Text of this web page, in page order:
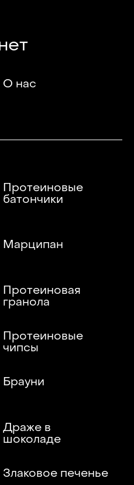
О нас
Протеиновые
батончики
Марципан
Протеиновая
гранола
Протеиновые
чипсы
Брауни
Драже в
шоколаде
Злаковое печенье